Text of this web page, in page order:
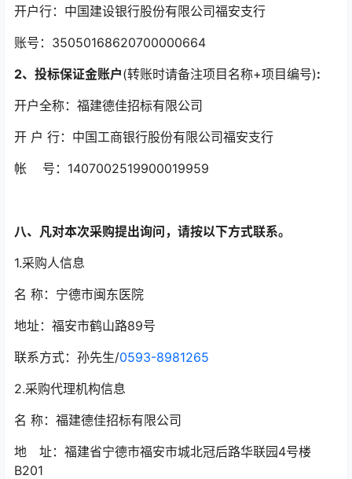
开户行：中国建设银行股份有限公司福安支行
账号：35050168620700000664
2、投标保证金账户(转账时请备注项目名称+项目编号):
开户全称：福建德佳招标有限公司
开 户 行：中国工商银行股份有限公司福安支行
帐 号：1407002519900019959
八、凡对本次采购提出询问，请按以下方式联系。
1.采购人信息
名 称：宁德市闽东医院
地址：福安市鹤山路89号
联系方式：孙先生/0593-8981265
2.采购代理机构信息
名 称：福建德佳招标有限公司
地 址：福建省宁德市福安市城北冠后路华联园4号楼
B201